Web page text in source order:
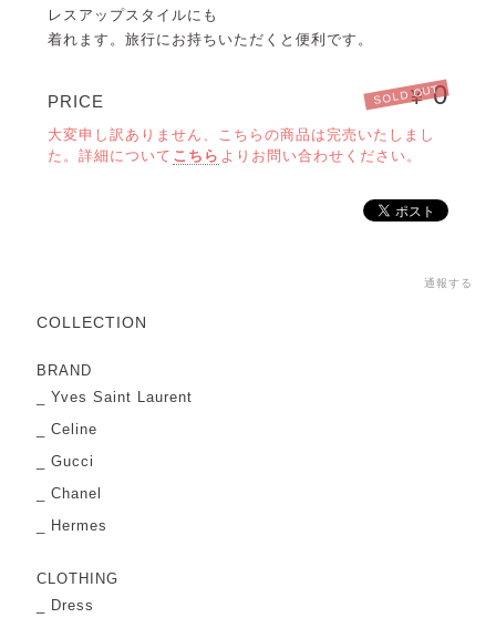
レスアップスタイルにも
着れます。旅行にお持ちいただくと便利です。
PRICE ¥0
SOLD OUT
大変申し訳ありません、こちらの商品は完売いたしまし
た。詳細について こちら よりお問い合わせください。
通報する
COLLECTION
BRAND
Yves Saint Laurent
Celine
Gucci
Chanel
Hermes
CLOTHING
Dress